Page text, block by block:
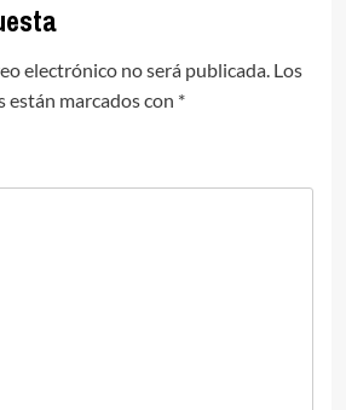
electrónico no será publicada. Los
marcados con *